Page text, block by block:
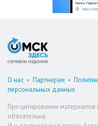
О нас • Партнерам •
персональных данных
При цитировании
обязательна.